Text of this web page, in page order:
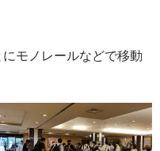
モノレールなどで移動